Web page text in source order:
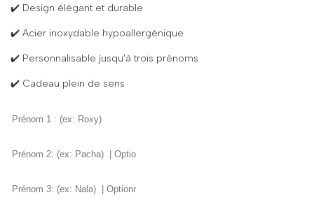
✔️ Design élégant et durable
✔️ Acier inoxydable hypoallergénique
✔️ Personnalisable jusqu'à trois prénoms
✔️ Cadeau plein de sens